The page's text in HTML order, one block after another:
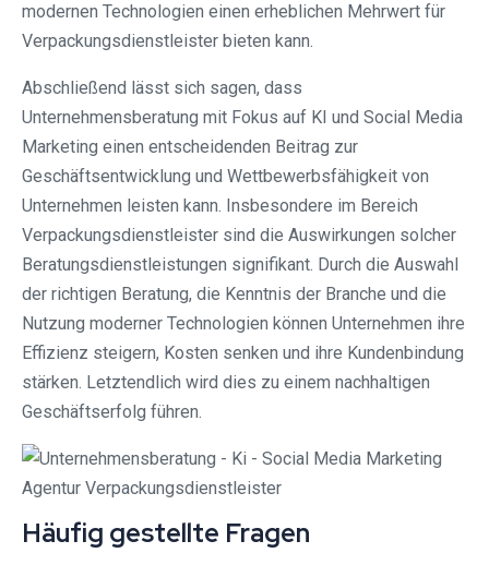
modernen Technologien einen erheblichen Mehrwert für
Verpackungsdienstleister bieten kann.
Abschließend lässt sich sagen, dass
Unternehmensberatung mit Fokus auf KI und Social Media
Marketing einen entscheidenden Beitrag zur
Geschäftsentwicklung und Wettbewerbsfähigkeit von
Unternehmen leisten kann. Insbesondere im Bereich
Verpackungsdienstleister sind die Auswirkungen solcher
Beratungsdienstleistungen signifikant. Durch die Auswahl
der richtigen Beratung, die Kenntnis der Branche und die
Nutzung moderner Technologien können Unternehmen ihre
Effizienz steigern, Kosten senken und ihre Kundenbindung
stärken. Letztendlich wird dies zu einem nachhaltigen
Geschäftserfolg führen.
Häufig gestellte Fragen